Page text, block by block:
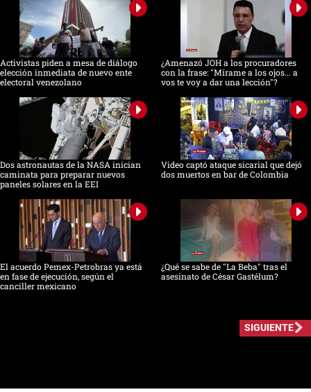
Activistas piden a mesa de diálogo
elección inmediata de nuevo ente
electoral venezolano
¿Amenazó JOH a los procuradores
con la frase: "Mírame a los ojos... a
vos te voy a dar una lección"?
Dos astronautas de la NASA inician
caminata para preparar nuevos
paneles solares en la EEI
Video captó ataque sicarial que dejó
dos muertos en bar de Colombia
El acuerdo Pemex-Petrobras ya está
en fase de ejecución, según el
canciller mexicano
¿Qué se sabe de "La Beba" tras el
asesinato de César Gastélum?
SIGUIENTE